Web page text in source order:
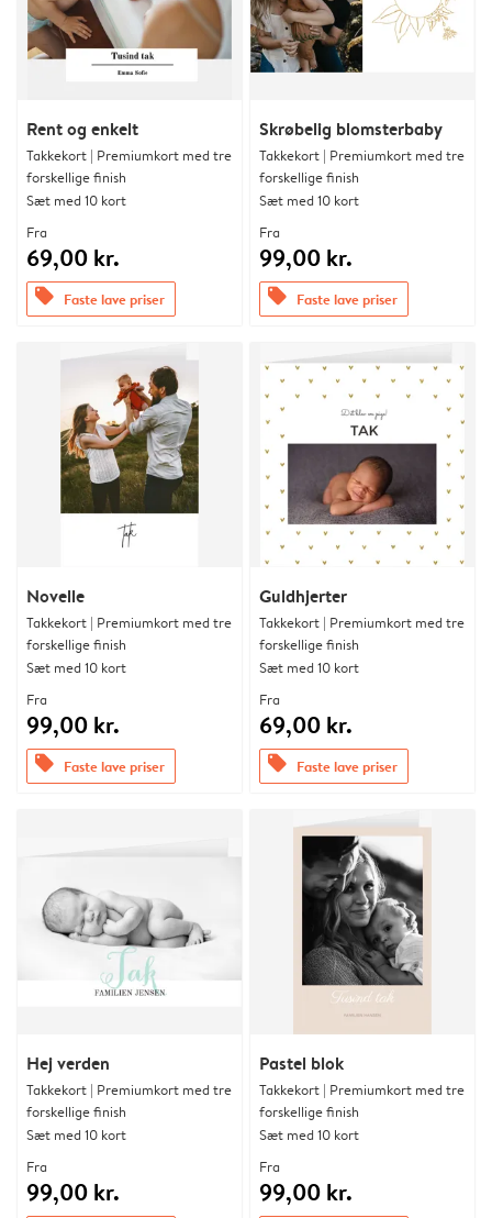
Rent og enkelt
Takkekort | Premiumkort med tre
forskellige finish
Sæt med 10 kort
Fra
69,00 kr.
offers Faste lave priser
Skrøbelig blomsterbaby
Takkekort | Premiumkort med tre
forskellige finish
Sæt med 10 kort
Fra
99,00 kr.
offers Faste lave priser
Novelle
Takkekort | Premiumkort med tre
forskellige finish
Sæt med 10 kort
Fra
99,00 kr.
offers Faste lave priser
Guldhjerter
Takkekort | Premiumkort med tre
forskellige finish
Sæt med 10 kort
Fra
69,00 kr.
offers Faste lave priser
Hej verden
Takkekort | Premiumkort med tre
forskellige finish
Sæt med 10 kort
Fra
99,00 kr.
Pastel blok
Takkekort | Premiumkort med tre
forskellige finish
Sæt med 10 kort
Fra
99,00 kr.